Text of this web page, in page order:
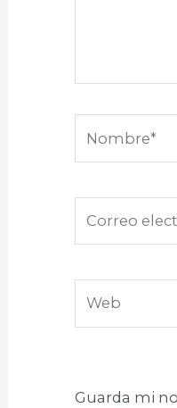
electrónico*
Guarda mi